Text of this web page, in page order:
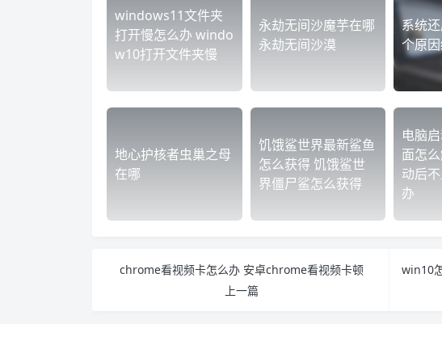
windows11文件夹
打开慢怎么办 windo
w10打开文件夹慢
永劫无间沙魔芋在哪
永劫无间沙漠
系统
个原
地心护核者虫巢之母
在哪
饥饿鲨世界最新鲨鱼
怎么获得 饥饿鲨世
界僵尸鲨怎么获得
电脑
面怎
动后
办
chrome看视频卡怎么办 安卓chrome看视频卡顿
上一篇